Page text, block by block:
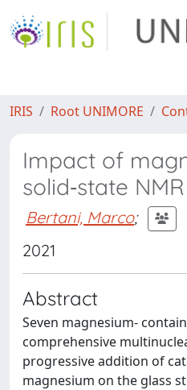
IRIS Root UNIMORE
Impact of
solid‐state
Bertani, Marco;
2021
Abstract
Seven magnesium-
comprehensive
progressive addition of
magnesium on the glass